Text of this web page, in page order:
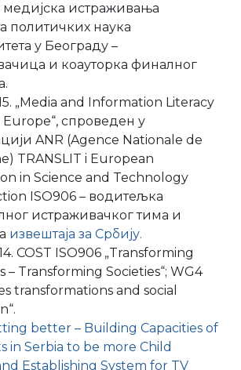
медијска истраживања
политичких наука
у Београду –
и коауторка финалног
„Media and Information Literacy
Europe“, спроведен у
ANR (Agence Nationale de
TRANSLIT i European
in Science and Technology
ISO906 – водитељка
истраживачког тима и
извештаја за Србију.
COST ISO906 „Transforming
– Transforming Societies“; WG4
transformations and social
better – Building Capacities of
in Serbia to be more Child
Establishing System for TV